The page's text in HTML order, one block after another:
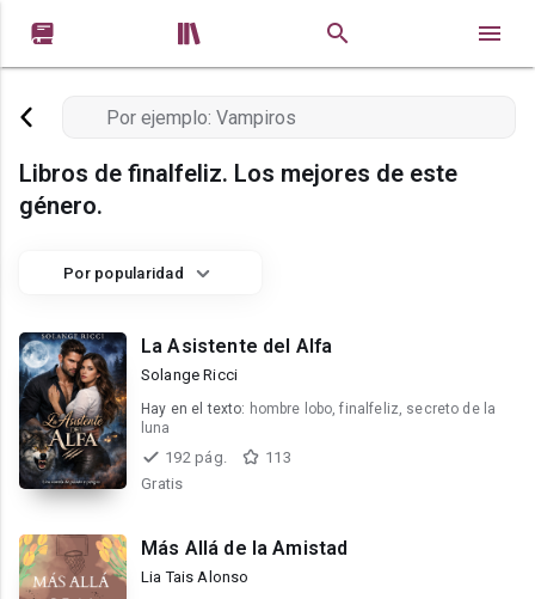
 
Libros de finalfeliz. Los mejores de este
género.
Por popularidad
La Asistente del Alfa
Solange Ricci
Hay en el texto: hombre lobo, finalfeliz, secreto de la
luna
192 pág.
113
Gratis
Más Allá de la Amistad
Lia Tais Alonso